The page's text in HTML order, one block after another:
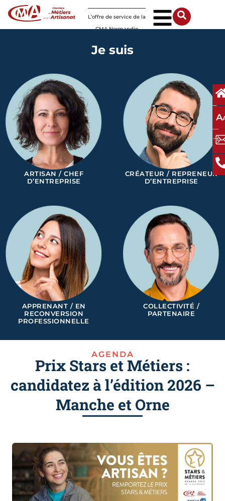
L’offre de service de la
CMA Normandie
A
Je suis
ARTISAN / CHEF
D’ENTREPRISE
CRÉATEUR / REPRENEUR
D’ENTREPRISE
APPRENANT / EN
RECONVERSION
PROFESSIONNELLE
COLLECTIVITÉ /
PARTENAIRE
AGENDA
Prix Stars et Métiers :
candidatez à l’édition 2026 –
Manche et Orne
Panneau de gestion des cookies